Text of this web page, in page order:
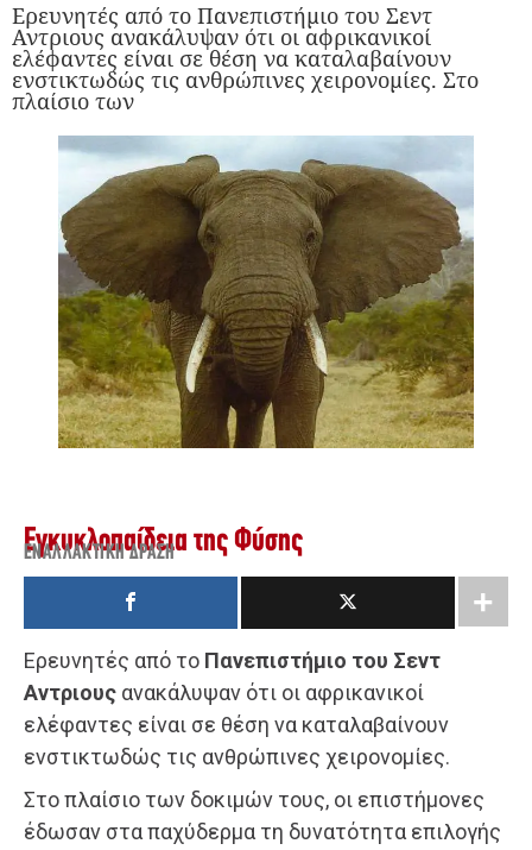
Ερευνητές από το Πανεπιστήμιο του Σεντ
Αντριους ανακάλυψαν ότι οι αφρικανικοί
ελέφαντες είναι σε θέση να καταλαβαίνουν
ενστικτωδώς τις ανθρώπινες χειρονομίες. Στο
πλαίσιο των
Εγκυκλοπαίδεια της Φύσης
ΕΝΑΛΛΑΚΤΙΚΉ ΔΡΆΣΗ
Ερευνητές από το Πανεπιστήμιο του Σεντ
Αντριους ανακάλυψαν ότι οι αφρικανικοί
ελέφαντες είναι σε θέση να καταλαβαίνουν
ενστικτωδώς τις ανθρώπινες χειρονομίες.
Στο πλαίσιο των δοκιμών τους, οι επιστήμονες
έδωσαν στα παχύδερμα τη δυνατότητα επιλογής